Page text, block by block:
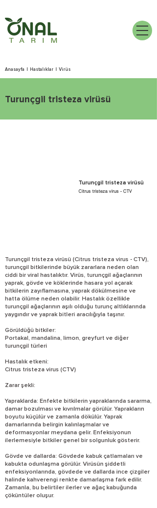
Anasayfa Hastalıklar Virüs
Turunçgil tristeza virüsü
Turunçgil tristeza virüsü
Citrus tristeza virus - CTV
Turunçgil tristeza virüsü (Citrus tristeza virus - CTV),
turunçgil bitkilerinde büyük zararlara neden olan
ciddi bir viral hastalıktır. Virüs, turunçgil ağaçlarının
yaprak, gövde ve köklerinde hasara yol açarak
bitkilerin zayıflamasına, yaprak dökülmesine ve
hatta ölüme neden olabilir. Hastalık özellikle
turunçgil ağaçlarının aşılı olduğu turunç altlıklarında
yaygındır ve yaprak bitleri aracılığıyla taşınır.
Görüldüğü bitkiler:
Portakal, mandalina, limon, greyfurt ve diğer
turunçgil türleri
Hastalık etkeni:
Citrus tristeza virus (CTV)
Zarar şekli:
Yapraklarda: Enfekte bitkilerin yapraklarında sararma,
damar bozulması ve kıvrılmalar görülür. Yaprakların
boyutu küçülür ve zamanla dökülür. Yaprak
damarlarında belirgin kalınlaşmalar ve
deformasyonlar meydana gelir. Enfeksiyonun
ilerlemesiyle bitkiler genel bir solgunluk gösterir.
Gövde ve dallarda: Gövdede kabuk çatlamaları ve
kabukta odunlaşma görülür. Virüsün şiddetli
enfeksiyonlarında, gövdede ve dallarda ince çizgiler
halinde kahverengi renkte damarlaşma fark edilir.
Zamanla, bu belirtiler ilerler ve ağaç kabuğunda
çöküntüler oluşur.